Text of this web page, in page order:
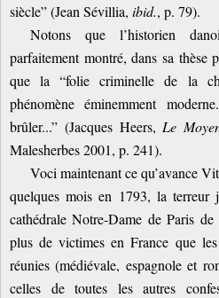
siècle” (Jean Sévillia, ibid., p. 79).
Notons que l’historien
parfaitement montré, dans sa thèse
que la “folie criminelle de la
phénomène éminemment
brûler...” (Jacques Heers, Le
Malesherbes 2001, p. 241).
Voci maintenant ce qu’avance
quelques mois en 1793, la terreur
cathédrale Notre-Dame de Paris
plus de victimes en France que
réunies (médiévale, espagnole et
celles de toutes les autres